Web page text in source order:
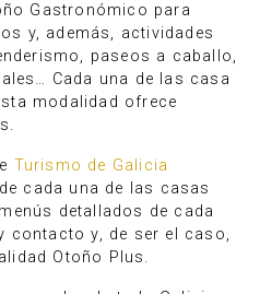
Gastronómico para
y, además, actividades
paseos a caballo,
Cada una de las casa
modalidad ofrece
Turismo de Galicia
cada una de las casas
detallados de cada
contacto y, de ser el caso,
Otoño Plus.